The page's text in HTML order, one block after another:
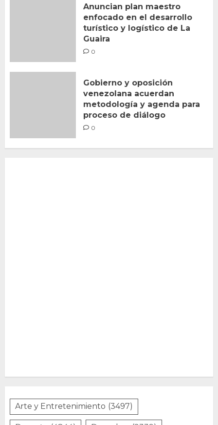
Anuncian plan maestro
enfocado en el desarrollo
turístico y logístico de La
Guaira
0
Gobierno y oposición
venezolana acuerdan
metodología y agenda para
proceso de diálogo
0
Arte y Entretenimiento (3497)